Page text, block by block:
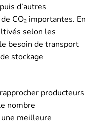
d’autres
CO₂ importantes. En
selon les
besoin de transport
stockage
producteurs
nombre
meilleure